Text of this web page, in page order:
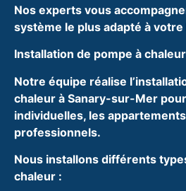
Nos experts vous
système le plus adapté à
Installation de pompe à
Notre équipe réalise
chaleur à Sanary-sur-Mer
individuelles, les
professionnels.
Nous installons différents
chaleur :